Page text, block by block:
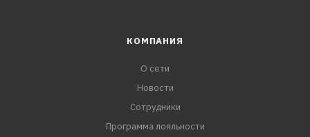
КОМПАНИЯ
О сети
Новости
Сотрудники
Программа лояльности